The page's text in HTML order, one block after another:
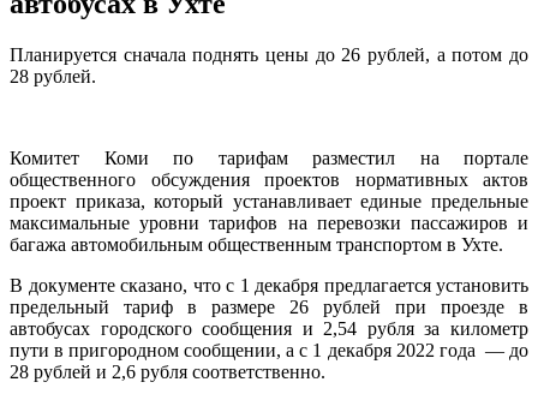
Планируется сначала поднять цены до 26 рублей, а потом до
28 рублей.
Комитет Коми по тарифам разместил на портале
общественного обсуждения проектов нормативных актов
проект приказа, который устанавливает единые предельные
максимальные уровни тарифов на перевозки пассажиров и
багажа автомобильным общественным транспортом в Ухте.
В документе сказано, что с 1 декабря предлагается установить
предельный тариф в размере 26 рублей при проезде в
автобусах городского сообщения и 2,54 рубля за километр
пути в пригородном сообщении, а с 1 декабря 2022 года — до
28 рублей и 2,6 рубля соответственно.